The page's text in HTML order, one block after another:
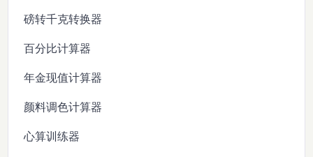
磅转千克转换器
百分比计算器
年金现值计算器
颜料调色计算器
心算训练器